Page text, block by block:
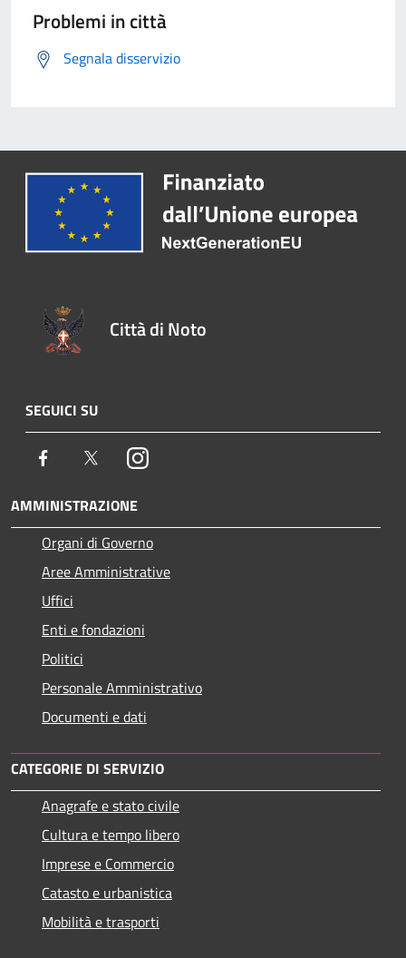
Problemi in città
Segnala disservizio
Città di Noto
SEGUICI SU
Facebook TwitterInstagram
AMMINISTRAZIONE
Organi di Governo
Aree Amministrative
Uffici
Enti e fondazioni
Politici
Personale Amministrativo
Documenti e dati
CATEGORIE DI SERVIZIO
Anagrafe e stato civile
Cultura e tempo libero
Imprese e Commercio
Catasto e urbanistica
Mobilità e trasporti